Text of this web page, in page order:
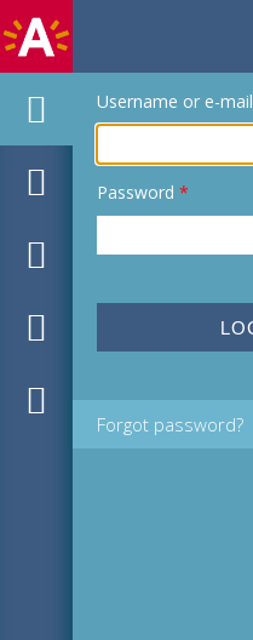
Username or e-mail
Password *
Forgot password?